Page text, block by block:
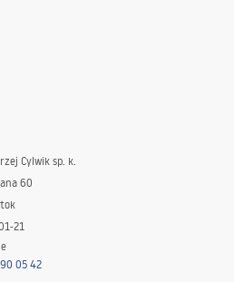
Cylwik sp. k.
60
21
05 42